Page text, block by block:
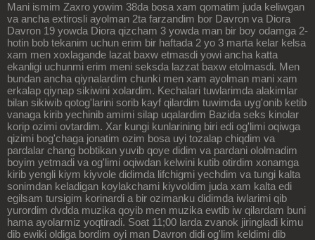
Mani ismim Zaxro yowim 38da bosa xam qomatim juda keliwgan
va ancha extirosli ayolman 2ta farzandim bor Davron va Diora
Davron 19 yowda Diora qizcham 3 yowda man bir boy odamga 2-
hotin bob tekanim uchun erim bir haftada 2 yo 3 marta kelar kelsa
xam men xoxlagande lazat baxw etmasdi yowi ancha katta
ekanligi uchunmi erim meni seksda lazzat baxw etolmasdi. Men
bundan ancha qiynalardim chunki men xam ayolman mani xam
erkalap qiynap sikiwini xolardim. Kechalari tuwlarimda alakimlar
bilan sikiwib qotog'larini sorib kayf qilardim tuwimda uyg'onib ketib
vanaga kirib yechinib amimi silap uqalardim Bazida seks kinolar
korip ozimi ovtardim. Xar kungi kunlarining biri edi og'limi oqiwga
qizimi bog'chaga jonatim ozim bosa uyi tozalap chiqdim va
pardalar chang bobtikan yuvib qoye didim va pardani ololmadim
boyim yetmadi va og'limi oqiwdan kelwini kutib otirdim xonamga
kirib yengli kiym kiyvole didimda lifchigmi yechdim va tungi kalta
sonimdan keladigan koylakchami kiyvoldim juda xam kalta edi
egilsam tursigim korinardi a bir ozimanku didimda iwlarimi qib
yurordim dvdda muzika qoyib men muzika ewtib iw qilardam buni
hama ayolarmiz yoqtiradi. Soat 11;00 larda zvanok jiringladi kimu
dib ewiki oldiga bordim oyi man Davron didi og'lim keldimi dib